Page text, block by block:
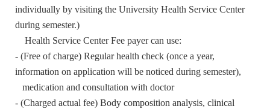
individually by visiting the University Health Service Center
during semester.)
Health Service Center Fee payer can use:
- (Free of charge) Regular health check (once a year,
information on application will be noticed during semester),
medication and consultation with doctor
- (Charged actual fee) Body composition analysis, clinical